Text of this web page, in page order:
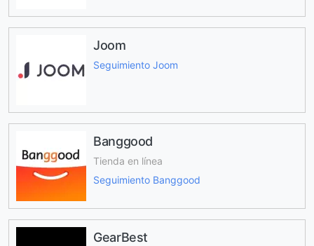
Joom
Seguimiento Joom
Banggood
Tienda en línea
Seguimiento Banggood
GearBest